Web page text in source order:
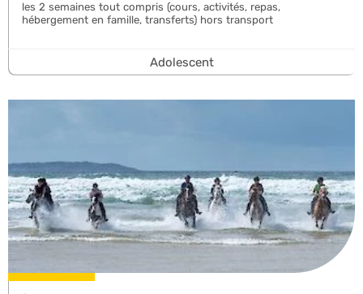
les 2 semaines tout compris (cours, activités, repas,
hébergement en famille, transferts) hors transport
Adolescent